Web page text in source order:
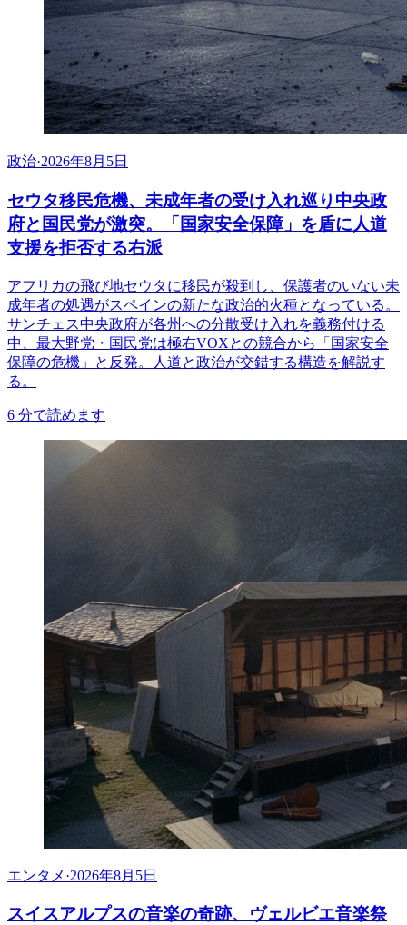
政治·2026年8月5日
セウタ移民危機、未成年者の受け入れ巡り中央政
府と国民党が激突。「国家安全保障」を盾に人道
支援を拒否する右派
アフリカの飛び地セウタに移民が殺到し、保護者のいない未
成年者の処遇がスペインの新たな政治的火種となっている。
サンチェス中央政府が各州への分散受け入れを義務付ける
中、最大野党・国民党は極右VOXとの競合から「国家安全
保障の危機」と反発。人道と政治が交錯する構造を解説す
る。
6 分で読めます
エンタメ ·2026年8月5日
スイスアルプスの音楽の奇跡、ヴェルビエ音楽祭